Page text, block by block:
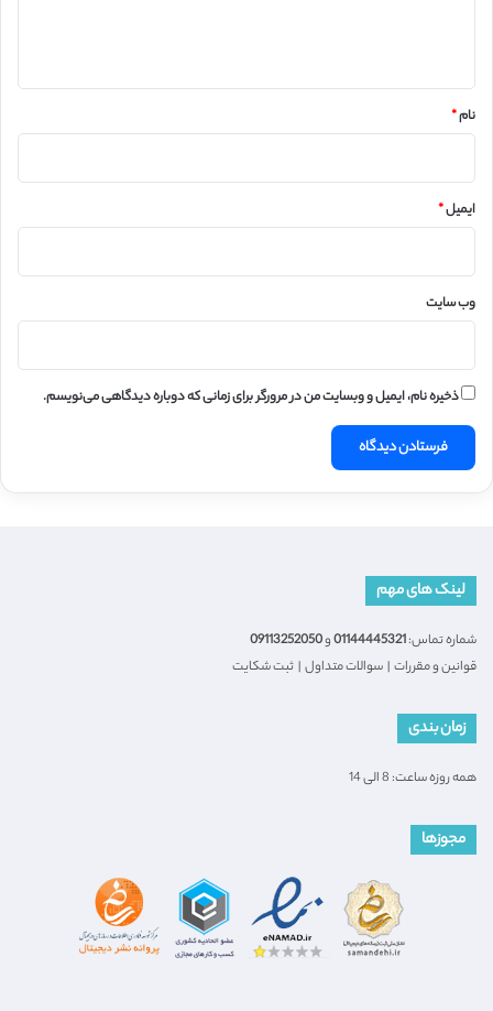
نام*
ایمیل*
وب‌ سایت
ذخیره نام، ایمیل و وبسایت من در مرورگر برای زمانی که دوباره دیدگاهی می‌نویسم.
لینک های مهم
شماره تماس:01144445321و09113252050
قوانین و مقررات | سوالات متداول | ثبت شکایت
زمان بندی
همه روزه ساعت: 8 الی 14
مجوزها